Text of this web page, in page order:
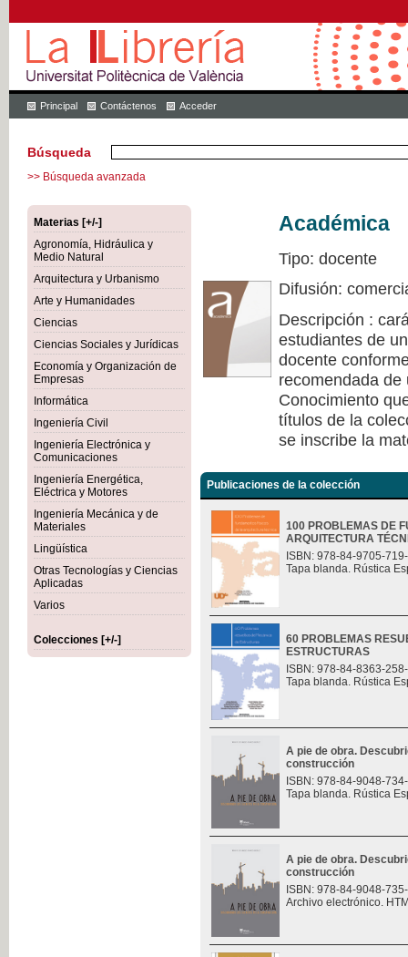
Principal Contáctenos Acceder
Búsqueda
>> Búsqueda avanzada
Materias [+/-]
Agronomía, Hidráulica y
Medio Natural
Arquitectura y Urbanismo
Arte y Humanidades
Ciencias
Ciencias Sociales y Jurídicas
Economía y Organización de
Empresas
Informática
Ingeniería Civil
Ingeniería Electrónica y
Comunicaciones
Ingeniería Energética,
Eléctrica y Motores
Ingeniería Mecánica y de
Materiales
Lingüística
Otras Tecnologías y Ciencias
Aplicadas
Varios
Colecciones [+/-]
Académica
Tipo: docente
Difusión:
Descripción :
estudiantes de
docente
recomendada
Conocimiento
títulos de la
se inscribe la
Publicaciones de la colección
100 PROBLEMAS DE
ARQUITECTURA
ISBN: 978-84-9705-
Tapa blanda. Rústica
60 PROBLEMAS
ESTRUCTURAS
ISBN: 978-84-8363-
Tapa blanda. Rústica
A pie de obra.
construcción
ISBN: 978-84-9048-
Tapa blanda. Rústica
A pie de obra.
construcción
ISBN: 978-84-9048-
Archivo electrónico.